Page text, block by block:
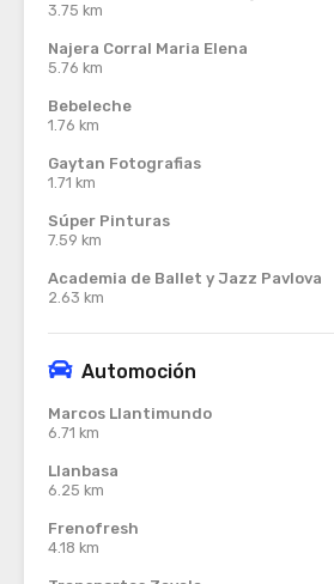
3.75 km
Najera Corral Maria Elena
5.76 km
Bebeleche
1.76 km
Gaytan Fotografias
1.71 km
Súper Pinturas
7.59 km
Academia de Ballet y Jazz Pavlova
2.63 km
Automoción
Marcos Llantimundo
6.71 km
Llanbasa
6.25 km
Frenofresh
4.18 km